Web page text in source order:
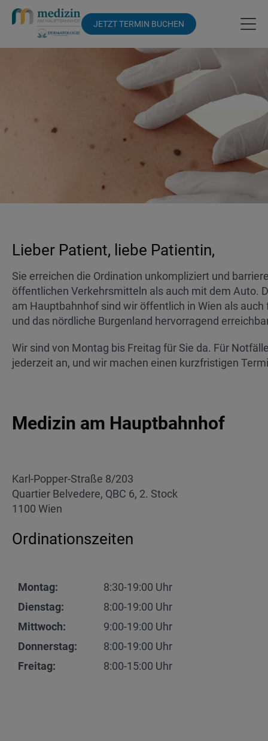
JETZT TERMIN BUCHEN
Lieber Patient, liebe Patientin,
Sie erreichen die Ordination unkompliziert und
öffentlichen Verkehrsmitteln als auch mit dem Auto.
am Hauptbahnhof sind wir öffentlich in Wien als
und das nördliche Burgenland hervorragend
Wir sind von Montag bis Freitag für Sie da. Für
jederzeit an, und wir machen einen kurzfristigen
Medizin am Hauptbahnhof
Karl-Popper-Straße 8/203
Quartier Belvedere, QBC 6, 2. Stock
1100 Wien
Ordinationszeiten
Montag:
8:30-19:00 Uhr
Dienstag:
8:00-19:00 Uhr
Mittwoch:
9:00-19:00 Uhr
Donnerstag:
8:00-19:00 Uhr
Freitag:
8:00-15:00 Uhr